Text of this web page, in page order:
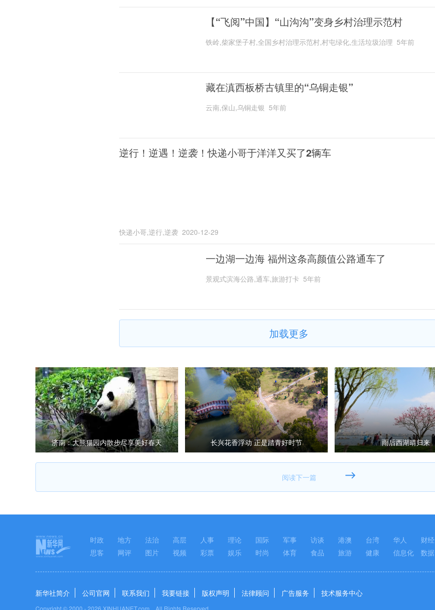
【“飞阅”中国】“山沟沟”变身乡村治理示范村
铁岭,柴家堡子村,全国乡村治理示范村,村屯绿化,生活垃圾治理 5年前
藏在滇西板桥古镇里的“乌铜走银”
云南,保山,乌铜走银 5年前
逆行！逆遇！逆袭！快递小哥于洋洋又买了2辆车
快递小哥,逆行,逆袭 2020-12-29
一边湖一边海 福州这条高颜值公路通车了
景观式滨海公路,通车,旅游打卡 5年前
加载更多
济南：大熊猫园内散步尽享美好春天 长兴花香浮动 正是踏青好时节 雨后西湖晴归来
时政 地方 法治 高层 人事 理论 国际 军事 访谈 港澳 台湾 华人 财经
思客
网评 图片 视频 彩票 娱乐 时尚 体育 食品 旅游 健康 信息化 数据
新华社简介 公司官网 联系我们 我要链接 版权声明 法律顾问 广告服务 技术服务中心
Copyright © 2000 -2026 XINHUANET.com All Rights Reserved.